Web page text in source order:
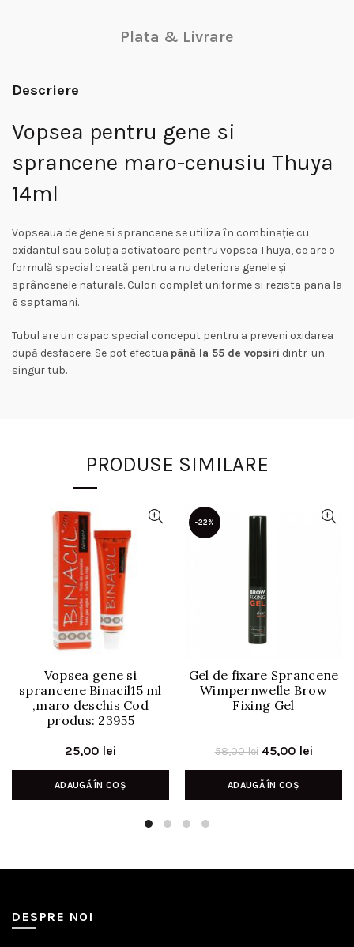
Plata & Livrare
Descriere
Vopsea pentru gene si
sprancene maro-cenusiu Thuya
14ml
Vopseaua de gene si sprancene se utiliza în combinație cu
oxidantul sau soluția activatoare pentru vopsea Thuya, ce are o
formulă special creată pentru a nu deteriora genele și
sprâncenele naturale. Culori complet uniforme si rezista pana la
6 saptamani.
Tubul are un capac special conceput pentru a preveni oxidarea
după desfacere. Se pot efectua până la 55 de vopsiri dintr-un
singur tub.
PRODUSE SIMILARE
Vopsea gene si
sprancene Binacil15 ml
,maro deschis Cod
produs: 23955
25,00 lei
ADAUGĂ ÎN COȘ
-22%
Gel de fixare Sprancene
Wimpernwelle Brow
Fixing Gel
58,00lei Prețul
inițial
a
45,00 leiPrețul
curent
ADAUGĂ ÎN COȘ
DESPRE NOI